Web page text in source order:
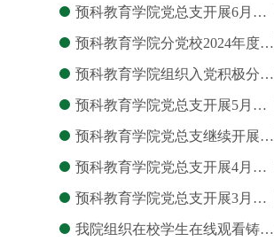
预科教育学院党总支开展6月…
预科教育学院分党校2024年度…
预科教育学院组织入党积极分…
预科教育学院党总支开展5月…
预科教育学院党总支继续开展…
预科教育学院党总支开展4月…
预科教育学院党总支开展3月…
我院组织在校学生在线观看铸…